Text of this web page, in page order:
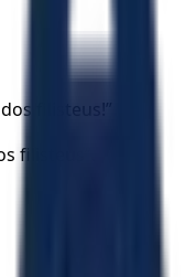
filisteus!”
filisteus”.